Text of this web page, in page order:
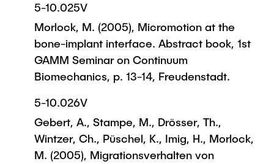
5-10.025V
Morlock, M. (2005), Micromotion at the
bone-implant interface. Abstract book, 1st
GAMM Seminar on Continuum
Biomechanics, p. 13-14, Freudenstadt.
5-10.026V
Gebert, A., Stampe, M., Drösser, Th.,
Wintzer, Ch., Püschel, K., Imig, H., Morlock,
M. (2005), Migrationsverhalten von